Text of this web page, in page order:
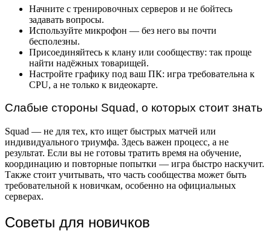
Начните с тренировочных серверов и не бойтесь
задавать вопросы.
Используйте микрофон — без него вы почти
бесполезны.
Присоединяйтесь к клану или сообществу: так проще
найти надёжных товарищей.
Настройте графику под ваш ПК: игра требовательна к
CPU, а не только к видеокарте.
Слабые стороны Squad, о которых стоит знать
Squad — не для тех, кто ищет быстрых матчей или
индивидуального триумфа. Здесь важен процесс, а не
результат. Если вы не готовы тратить время на обучение,
координацию и повторные попытки — игра быстро наскучит.
Также стоит учитывать, что часть сообщества может быть
требовательной к новичкам, особенно на официальных
серверах.
Советы для новичков